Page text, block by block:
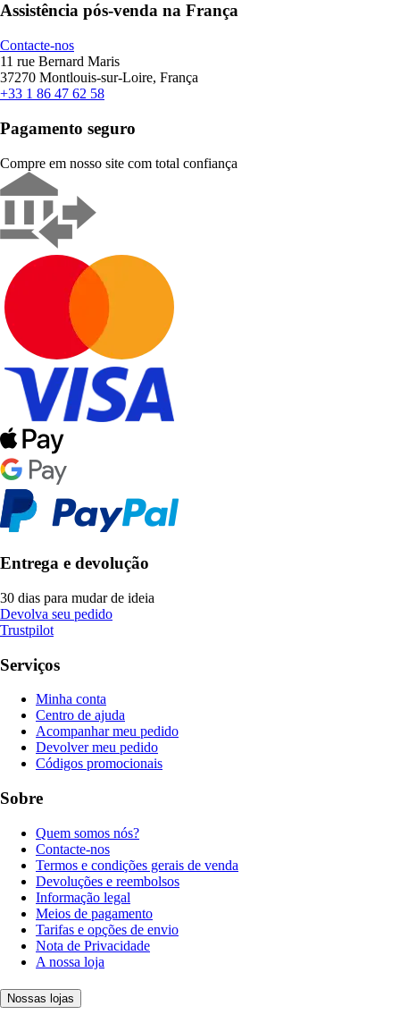
Assistência pós-venda na França
Contacte-nos
11 rue Bernard Maris
37270 Montlouis-sur-Loire, França
+33 1 86 47 62 58
Pagamento seguro
Compre em nosso site com total confiança
Entrega e devolução
30 dias para mudar de ideia
Devolva seu pedido
Trustpilot
Serviços
Minha conta
Centro de ajuda
Acompanhar meu pedido
Devolver meu pedido
Códigos promocionais
Sobre
Quem somos nós?
Contacte-nos
Termos e condições gerais de venda
Devoluções e reembolsos
Informação legal
Meios de pagamento
Tarifas e opções de envio
Nota de Privacidade
A nossa loja
Nossas lojas